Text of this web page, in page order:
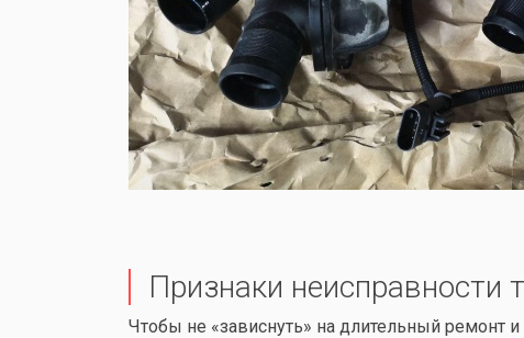
Признаки неисправности
Чтобы не «зависнуть» на длительный ремонт